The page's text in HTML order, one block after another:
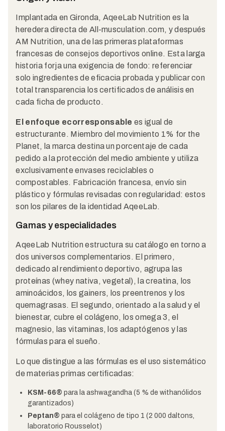
Implantada en Gironda, AqeeLab Nutrition es la
heredera directa de All-musculation.com, y después
AM Nutrition, una de las primeras plataformas
francesas de consejos deportivos online. Esta larga
historia forja una exigencia de fondo: referenciar
solo ingredientes de eficacia probada y publicar con
total transparencia los certificados de análisis en
cada ficha de producto.
El enfoque ecorresponsable es igual de
estructurante. Miembro del movimiento 1% for the
Planet, la marca destina un porcentaje de cada
pedido a la protección del medio ambiente y utiliza
exclusivamente envases reciclables o
compostables. Fabricación francesa, envío sin
plástico y fórmulas revisadas con regularidad: estos
son los pilares de la identidad AqeeLab.
Gamas y especialidades
AqeeLab Nutrition estructura su catálogo en torno a
dos universos complementarios. El primero,
dedicado al rendimiento deportivo, agrupa las
proteínas (whey nativa, vegetal), la creatina, los
aminoácidos, los gainers, los preentrenos y los
quemagrasas. El segundo, orientado a la salud y el
bienestar, cubre el colágeno, los omega 3, el
magnesio, las vitaminas, los adaptógenos y las
fórmulas para el sueño.
Lo que distingue a las fórmulas es el uso sistemático
de materias primas certificadas:
KSM-66® para la ashwagandha (5 % de withanólidos
garantizados)
Peptan® para el colágeno de tipo 1 (2 000 daltons,
laboratorio Rousselot)